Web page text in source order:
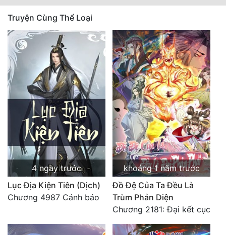
Quan Trường
Quân Sự
Sảng Văn
Sắc
Sủng
Thanh Xuân
Tiên Hiệp
Tiểu Thuyết
Trinh Thám
Triều Đấu
Trọng Sinh
Truyện Cùng Thể Loại
4 ngày trước
Lục Địa Kiện Tiên (Dịch)
Chương 4987 Cảnh báo
khoảng 1 năm trước
Đồ Đệ Của Ta Đều Là
Trùm Phản Diện
Chương 2181: Đại kết cục